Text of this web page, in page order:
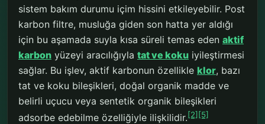
sistem bakım durumu içim hissini etkileyebilir. Post
karbon filtre, musluğa giden son hatta yer aldığı
için bu aşamada suyla kısa süreli temas eden aktif
karbon yüzeyi aracılığıyla tat ve koku iyileştirmesi
sağlar. Bu işlev, aktif karbonun özellikle klor, bazı
tat ve koku bileşikleri, doğal organik madde ve
belirli uçucu veya sentetik organik bileşikleri
adsorbe edebilme özelliğiyle ilişkilidir.[2] [5]